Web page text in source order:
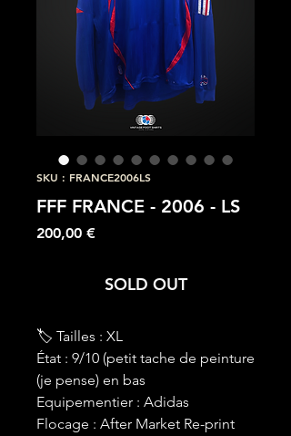
SKU : FRANCE2006LS
FFF FRANCE - 2006 - LS
200,00 €Prix
SOLD OUT
🏷 Tailles : XL
État : 9/10 (petit tache de peinture
(je pense) en bas
Equipementier : Adidas
Flocage : After Market Re-print